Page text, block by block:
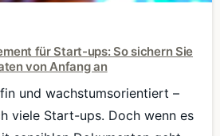
für Start-ups: So sichern Sie
von Anfang an
und wachstumsorientiert –
viele Start-ups. Doch wenn es